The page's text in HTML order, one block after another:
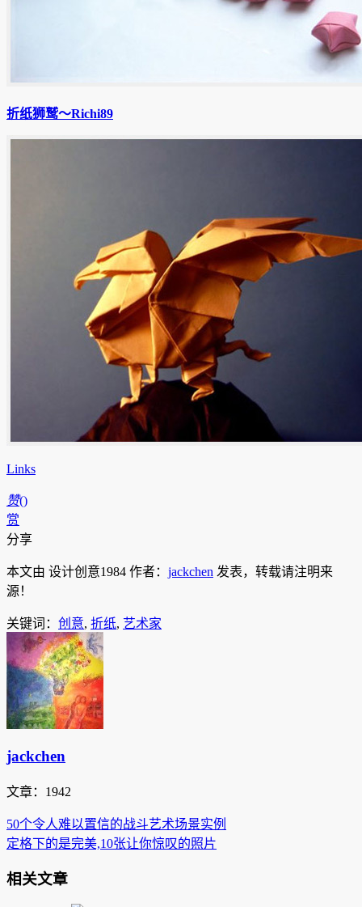
折纸狮鹫〜Richi89
Links
赞()
赏
分享
本文由 设计创意1984 作者： jackchen 发表，转载请注明来
源！
关键词： 创意, 折纸, 艺术家
jackchen
文章：1942
50个令人难以置信的战斗艺术场景实例
定格下的是完美,10张让你惊叹的照片
相关文章